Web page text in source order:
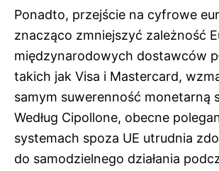
Ponadto, przejście na cyfrowe
znacząco zmniejszyć zależność
międzynarodowych dostawców
takich jak Visa i Mastercard,
samym suwerenność monetarną
Według Cipollone, obecne
systemach spoza UE utrudnia
do samodzielnego działania